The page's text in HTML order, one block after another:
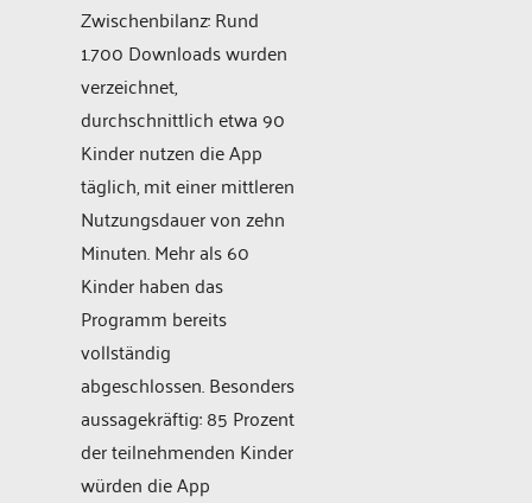
Zwischenbilanz: Rund
1.700 Downloads wurden
verzeichnet,
durchschnittlich etwa 90
Kinder nutzen die App
täglich, mit einer mittleren
Nutzungsdauer von zehn
Minuten. Mehr als 60
Kinder haben das
Programm bereits
vollständig
abgeschlossen. Besonders
aussagekräftig: 85 Prozent
der teilnehmenden Kinder
würden die App